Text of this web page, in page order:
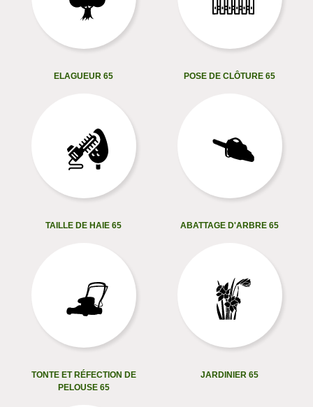
ELAGUEUR 65 POSE DE CLÔTURE 65
TAILLE DE HAIE 65 ABATTAGE D'ARBRE 65
TONTE ET RÉFECTION DE
PELOUSE 65
JARDINIER 65